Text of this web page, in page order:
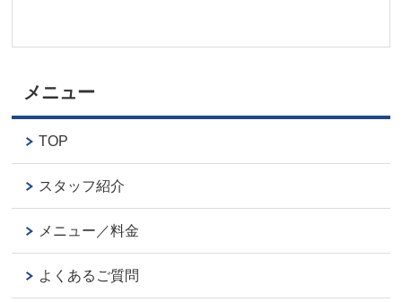
メニュー
TOP
スタッフ紹介
メニュー／料金
よくあるご質問